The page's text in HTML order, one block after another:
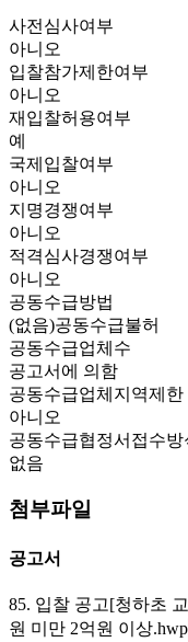
사전심사여부
아니오
입찰참가제한여부
아니오
재입찰허용여부
예
국제입찰여부
아니오
지명경쟁여부
아니오
적격심사경쟁여부
아니오
공동수급방법
(없음)공동수급불허
공동수급업체수
공고서에 의함
공동수급업체지역제한
아니오
공동수급협정서접수방
없음
첨부파일
공고서
85. 입찰 공고[청하초
원 미만 2억원 이상.hwp